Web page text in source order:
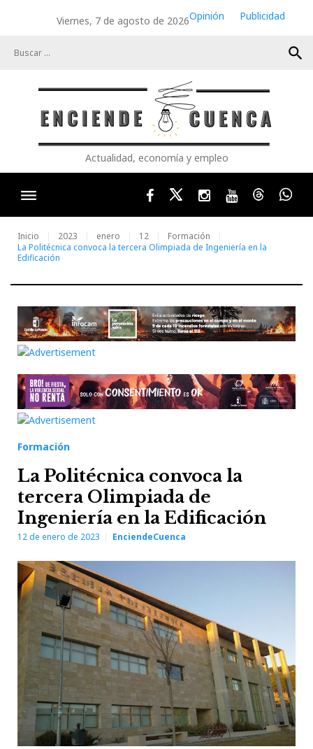
Viernes, 7 de agosto de 2026Opinión
Publicidad
search
Actualidad, economía y empleo
FacebookTwitterInstagram
YoutubeThreads
Inicio 2023 enero 12
Formación
La Politécnica convoca la tercera Olimpiada de Ingeniería en la
Edificación
Formación
La Politécnica convoca la
tercera Olimpiada de
Ingeniería en la Edificación
12 de enero de 2023 EnciendeCuenca